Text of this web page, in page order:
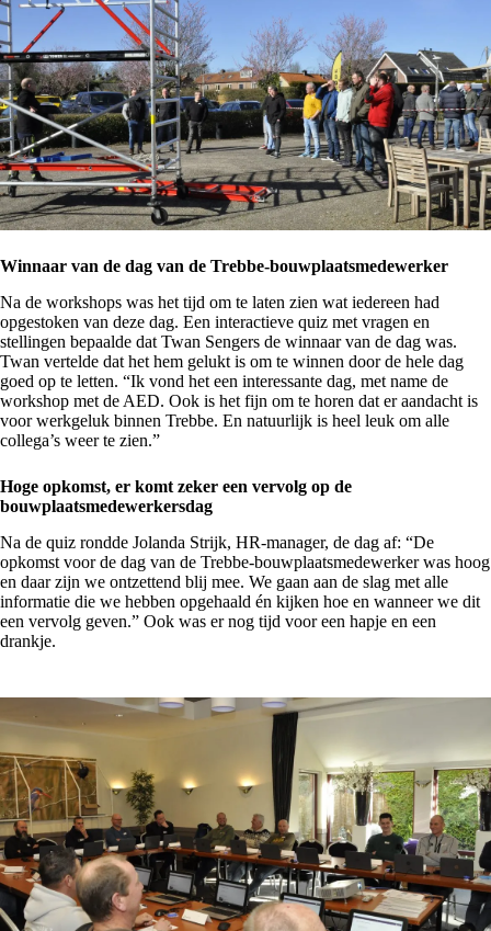
Winnaar van de dag van de Trebbe-bouwplaatsmedewerker
Na de workshops was het tijd om te laten zien wat iedereen had
opgestoken van deze dag. Een interactieve quiz met vragen en
stellingen bepaalde dat Twan Sengers de winnaar van de dag was.
Twan vertelde dat het hem gelukt is om te winnen door de hele dag
goed op te letten. “Ik vond het een interessante dag, met name de
workshop met de AED. Ook is het fijn om te horen dat er aandacht is
voor werkgeluk binnen Trebbe. En natuurlijk is heel leuk om alle
collega’s weer te zien.”
Hoge opkomst, er komt zeker een vervolg op de
bouwplaatsmedewerkersdag
Na de quiz rondde Jolanda Strijk, HR-manager, de dag af: “De
opkomst voor de dag van de Trebbe-bouwplaatsmedewerker was hoog
en daar zijn we ontzettend blij mee. We gaan aan de slag met alle
informatie die we hebben opgehaald én kijken hoe en wanneer we dit
een vervolg geven.” Ook was er nog tijd voor een hapje en een
drankje.